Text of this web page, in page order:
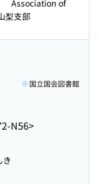
Association of
梨支部
N56>
国立国会図書館
き